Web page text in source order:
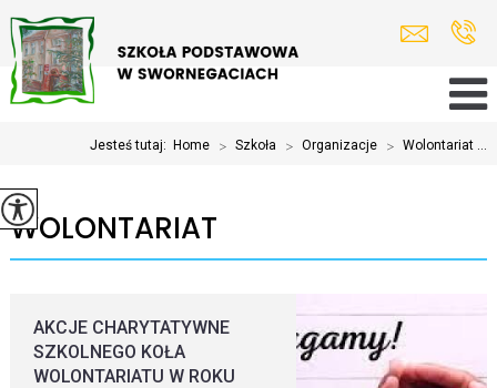
Jesteś tutaj: Home > Szkoła > Organizacje > Wolontariat ...
WOLONTARIAT
AKCJE CHARYTATYWNE
SZKOLNEGO KOŁA
WOLONTARIATU W ROKU